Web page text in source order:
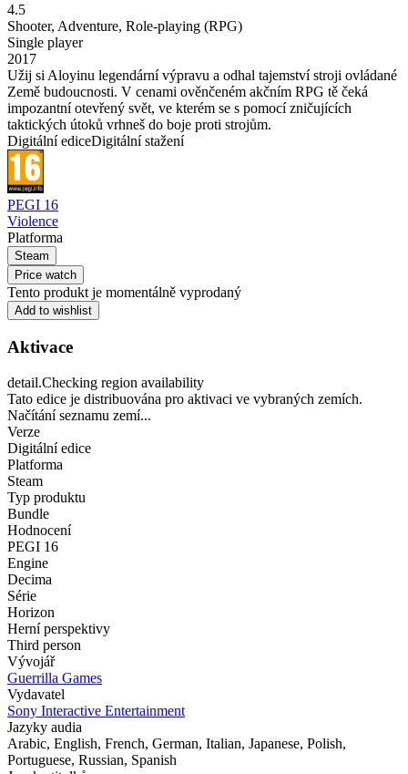
4.5
Shooter, Adventure, Role-playing (RPG)
Single player
2017
Užij si Aloyinu legendární výpravu a odhal tajemství stroji ovládané
Země budoucnosti. V cenami ověnčeném akčním RPG tě čeká
impozantní otevřený svět, ve kterém se s pomocí zničujících
taktických útoků vrhneš do boje proti strojům.
Digitální ediceDigitální stažení
PEGI 16
Violence
Platforma
Steam
Price watch
Tento produkt je momentálně vyprodaný
Add to wishlist
Aktivace
detail.Checking region availability
Tato edice je distribuována pro aktivaci ve vybraných zemích.
Načítání seznamu zemí...
Verze
Digitální edice
Platforma
Steam
Typ produktu
Bundle
Hodnocení
PEGI 16
Engine
Decima
Série
Horizon
Herní perspektivy
Third person
Vývojář
Guerrilla Games
Vydavatel
Sony Interactive Entertainment
Jazyky audia
Arabic, English, French, German, Italian, Japanese, Polish,
Portuguese, Russian, Spanish